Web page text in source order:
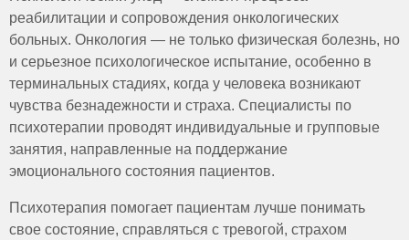
реабилитации и сопровождения онкологических
больных. Онкология — не только физическая болезнь, но
и серьезное психологическое испытание, особенно в
терминальных стадиях, когда у человека возникают
чувства безнадежности и страха. Специалисты по
психотерапии проводят индивидуальные и групповые
занятия, направленные на поддержание
эмоционального состояния пациентов.
Психотерапия помогает пациентам лучше понимать
свое состояние, справляться с тревогой, страхом